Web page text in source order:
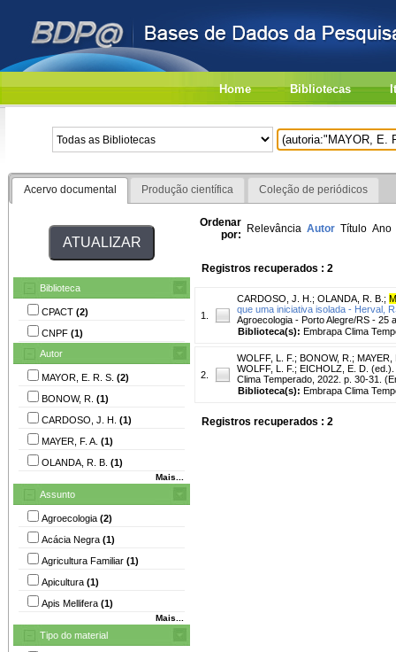
Home Bibliotecas
Acervo documental Produção científica Coleção de periódicos
Biblioteca
CPACT (2)
CNPF (1)
Autor
MAYOR, E. R. S. (2)
BONOW, R. (1)
CARDOSO, J. H. (1)
MAYER, F. A. (1)
OLANDA, R. B. (1)
Mais...
Assunto
Agroecologia (2)
Acácia Negra (1)
Agricultura Familiar (1)
Apicultura (1)
Apis Mellifera (1)
Mais...
Tipo do material
Ordenar
por: Relevância Autor Título Ano
Registros recuperados : 2
1.
CARDOSO, J. H. ; OLANDA, R. B. ;
que uma iniciativa isolada - Herval,
Agroecologia - Porto Alegre/RS - 25
Biblioteca(s): Embrapa Clima
2.
WOLFF, L. F. ; BONOW, R. ; MAYER,
WOLFF, L. F.; EICHOLZ, E. D.
Clima Temperado, 2022. p. 30-31.
Biblioteca(s): Embrapa Clima
Registros recuperados : 2